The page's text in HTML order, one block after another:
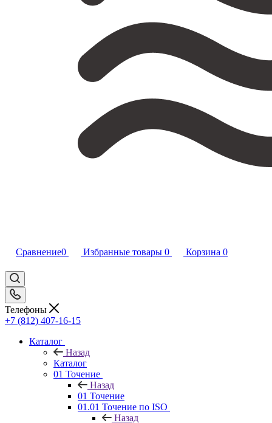
Сравнение0 Избранные товары 0 Корзина 0
Телефоны
+7 (812) 407-16-15
Каталог
Назад
Каталог
01 Точение
Назад
01 Точение
01.01 Точение по ISO
Назад